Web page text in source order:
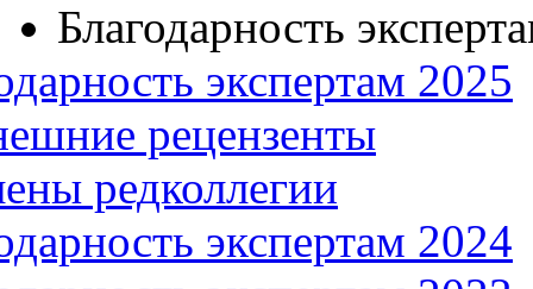
Благодарность
экспертам 2025
рецензенты
редколлегии
экспертам 2024